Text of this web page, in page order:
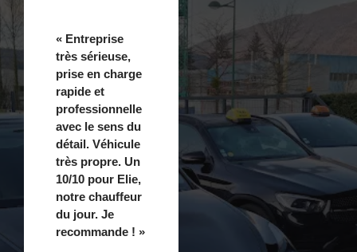
« Entreprise
très sérieuse,
prise en charge
rapide et
professionnelle
avec le sens du
détail. Véhicule
très propre. Un
10/10 pour Elie,
notre chauffeur
du jour. Je
recommande ! »